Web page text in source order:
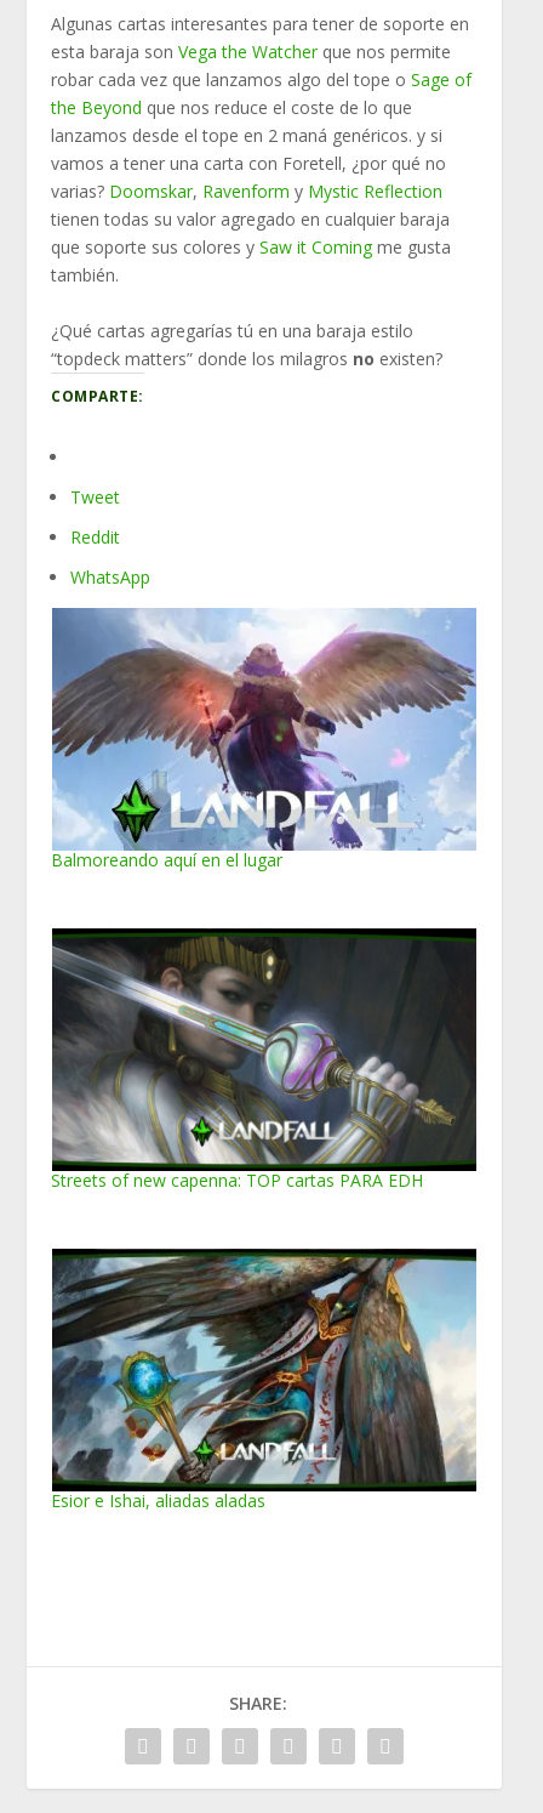
Algunas cartas interesantes para tener de soporte en
esta baraja sonVega the Watcher que nos permite
robar cada vez que lanzamos algo del tope oSage of
the Beyond que nos reduce el coste de lo que
lanzamos desde el tope en 2 maná genéricos. y si
vamos a tener una carta con Foretell, ¿por qué no
varias? Doomskar, Ravenform y Mystic Reflection
tienen todas su valor agregado en cualquier baraja
que soporte sus colores ySaw it Coming me gusta
también.
¿Qué cartas agregarías tú en una baraja estilo
“topdeck matters” donde los milagros no existen?
COMPARTE:
Tweet
Reddit
WhatsApp
Balmoreando aquí en el lugar
Streets of new capenna: TOP cartas PARA EDH
Esior e Ishai, aliadas aladas
SHARE: